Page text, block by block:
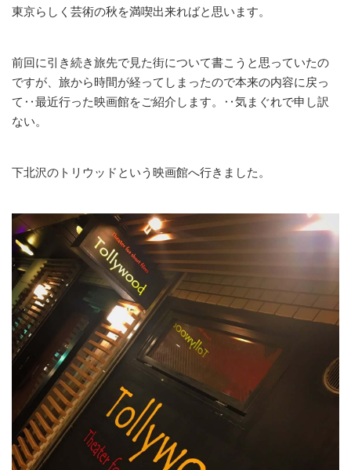
東京らしく芸術の秋を満喫出来ればと思います。
前回に引き続き旅先で見た街について書こうと思っていたの
ですが、旅から時間が経ってしまったので本来の内容に戻っ
て‥最近行った映画館をご紹介します。‥気まぐれで申し訳
ない。
下北沢のトリウッドという映画館へ行きました。